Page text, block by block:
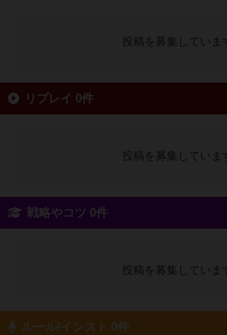
投稿を募集しています
リプレイ 0件
投稿を募集しています
戦略やコツ 0件
投稿を募集しています
ルール/インスト 0件